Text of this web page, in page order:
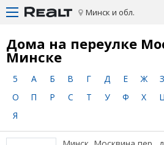
Минск и обл.
Дома на переулке
Минске
5 А Б В Г Д Е Ж З
О
П Р С Т У Ф Х
Я